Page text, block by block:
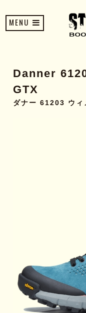
MENU
Danner
GTX
ダナー 61203 ウ